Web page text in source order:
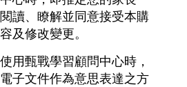
閱讀、瞭解並同意接受本購
及修改變更。
用甄戰學習顧問中心時，
子文件作為意思表達之方